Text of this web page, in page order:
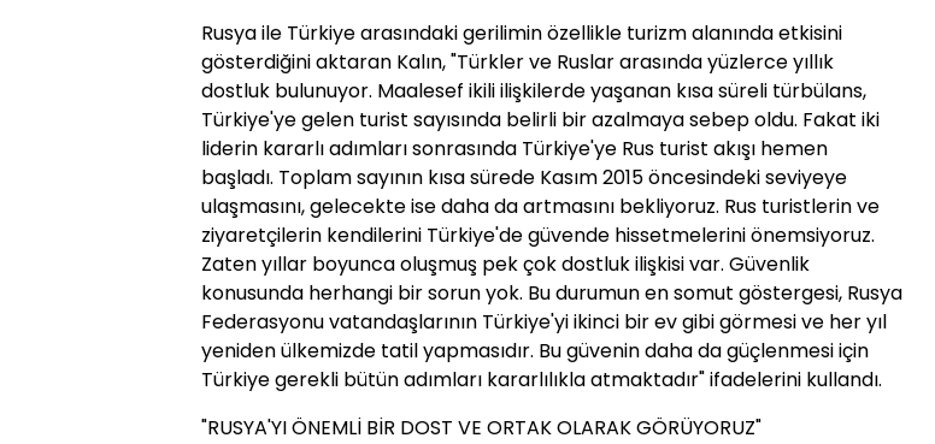
Rusya ile Türkiye arasındaki gerilimin özellikle turizm alanında etkisini
gösterdiğini aktaran Kalın, "Türkler ve Ruslar arasında yüzlerce yıllık
dostluk bulunuyor. Maalesef ikili ilişkilerde yaşanan kısa süreli türbülans,
Türkiye'ye gelen turist sayısında belirli bir azalmaya sebep oldu. Fakat iki
liderin kararlı adımları sonrasında Türkiye'ye Rus turist akışı hemen
başladı. Toplam sayının kısa sürede Kasım 2015 öncesindeki seviyeye
ulaşmasını, gelecekte ise daha da artmasını bekliyoruz. Rus turistlerin ve
ziyaretçilerin kendilerini Türkiye'de güvende hissetmelerini önemsiyoruz.
Zaten yıllar boyunca oluşmuş pek çok dostluk ilişkisi var. Güvenlik
konusunda herhangi bir sorun yok. Bu durumun en somut göstergesi, Rusya
Federasyonu vatandaşlarının Türkiye'yi ikinci bir ev gibi görmesi ve her yıl
yeniden ülkemizde tatil yapmasıdır. Bu güvenin daha da güçlenmesi için
Türkiye gerekli bütün adımları kararlılıkla atmaktadır" ifadelerini kullandı.
"RUSYA'YI ÖNEMLİ BİR DOST VE ORTAK OLARAK GÖRÜYORUZ"